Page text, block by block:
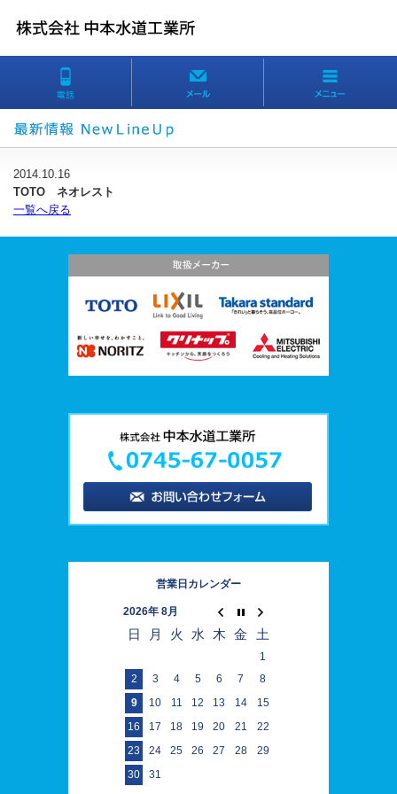
2014.10.16
TOTO ネオレスト
一覧へ戻る
営業日カレンダー
2026年 8月
日 月 火 水 木 金 土
1
2
3 4 5 6 7
8
9
10 11 12 13 14
15
16
17 18 19 20 21
22
23
24 25 26 27 28
29
30
31